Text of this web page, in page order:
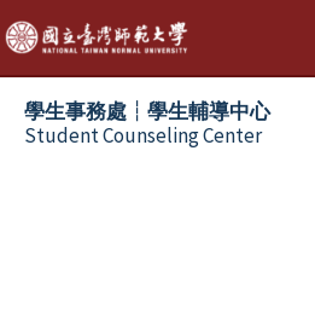
Skip
to
content
學生事務處┆學生輔導中心
Student Counseling Center